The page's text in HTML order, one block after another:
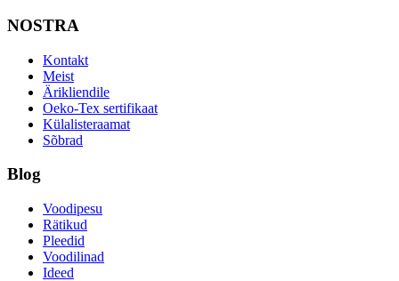
NOSTRA
Kontakt
Meist
Ärikliendile
Oeko-Tex sertifikaat
Külalisteraamat
Sõbrad
Blog
Voodipesu
Rätikud
Pleedid
Voodilinad
Ideed